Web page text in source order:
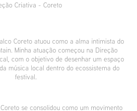
Criativa - Coreto
Coreto atuou como a alma intimista do
Minha atuação começou na Direção
com o objetivo de desenhar um espaço
música local dentro do ecossistema do
festival.
se consolidou como um movimento